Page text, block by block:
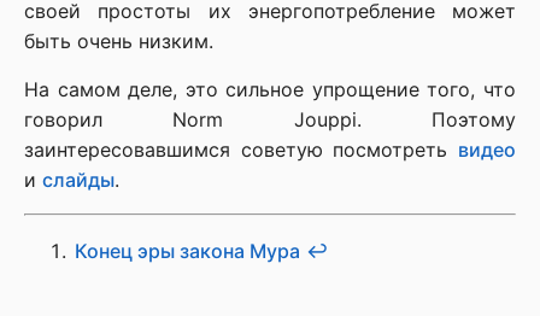
своей простоты их энергопотребление может
быть очень низким.
На самом деле, это сильное упрощение того, что
говорил Norm Jouppi. Поэтому
заинтересовавшимся советую посмотреть видео
и слайды.
Конец эры закона Мура ↩︎